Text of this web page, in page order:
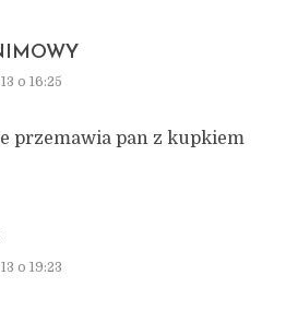
o 16:25
przemawia pan z kupkiem
o 19:23